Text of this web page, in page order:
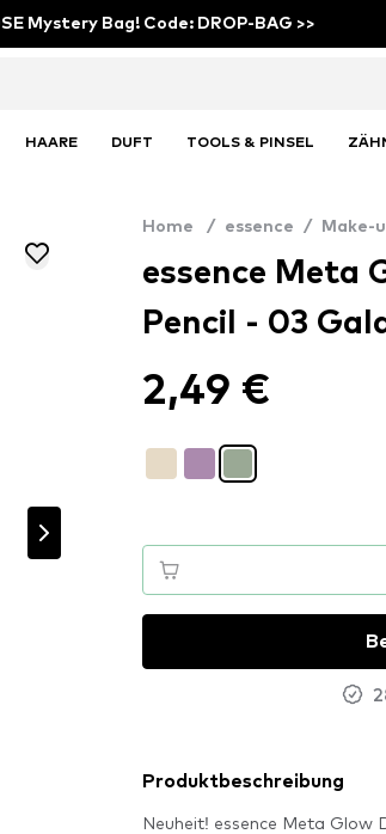
Mystery Bag! Code: DROP-BAG >>
HAARE DUFT TOOLS & PINSEL
Home / essence / Make-
essence Meta
Pencil - 03
2,49 €
Produktbeschreibung
Neuheit! essence Meta Glow